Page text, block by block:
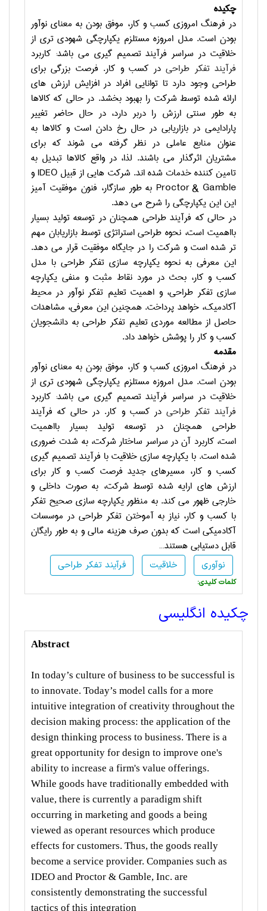
چکیده
در فرهنگ امروزی کسب و کار، موفق بودن به معنای نوآور
بودن است. مدل امروزه مستلزم یکپارچگی شهودی تری از
خلاقیت در سراسر فرآیند تصمیم گیری می باشد: کاربرد
فرآیند تفکر طراحیدر کسب و کار. فرصت بزرگی برای
طراحی وجود دارد تا توانایی افراد در افزایش ارزش های
ارائه شده توسط شرکت را بهبود بخشد. در حالی که کالاها
به طور سنتی ارزش را دربر دارد، در حال حاضر تغییر
پارادایمی در بازاریابی در حال رخ دادن است و کالاها به
عنوان منابع عاملی در نظر گرفته می شوند که برای
مشتریان اثرگذار می باشند. لذا، در واقع کالاها تبدیل به
تامین کننده خدمات شده اند. شرکت هایی از قبیل IDEOو
Proctor & Gamble به طور سازگار، فنون موفقیت آمیز
این این یکپارچگی را شرح می دهد.
در حالی که فرآیند طراحی همچنان در توسعه تولید بسیار
بااهمیت است، نحوه طراحی استراتژی توسط بازاریابان مهم
تر شده است و شرکت را در جایگاه موفقیت قرار می دهد.
این معرفی به نحوه یکپارچه سازی تفکر طراحی با مدل
کسب و کار، بحث در مورد نقاط مثبت و منفی یکپارچه
سازی تفکر طراحی، و اهمیت تعلیم تفکر نوآور در محیط
آکادمیک، خواهد پرداخت. همچنین این معرفی، مشاهدات
حاصل از مطالعه موردی تعلیم تفکر طراحی به دانشجویان
کسب و کار را پوشش خواهد داد.
مقدمه
در فرهنگ امروزی کسب و کار، موفق بودن به معنای نوآور
بودن است. مدل امروزه مستلزم یکپارچگی شهودی تری از
خلاقیت در سراسر فرآیند تصمیم گیری می باشد: کاربرد
فرآیند تفکر طراحی در کسب و کار. در حالی که فرآیند
طراحی همچنان در توسعه تولید بسیار بااهمیت
است، کاربرد آن در سراسر ساختار شرکت، به شدت ضروری
شده است. با یکپارچه سازی خلاقیت با فرآیند تصمیم گیری
کسب و کار، مسیرهای جدید فرصت کسب و کار برای
ارزش های ارایه شده توسط شرکت، به صورت داخلی و
خارجی ظهور می کند. به منظور یکپارچه سازی صحیح تفکر
با کسب و کار، نیاز به آموختن تفکر طراحی در موسسات
آکادمیکی است که بدون صرف هزینه مالی و به طور رایگان
قابل دستیابی هستند…
فرآیند تفکر طراحی خلاقیت نوآوری
:کلمات کلیدی
چکیده انگلیسی
Abstract
In today’s culture of business to be successful is
to innovate. Today’s model calls for a more
intuitive integration of creativity throughout the
decision making process: the application of the
design thinking process to business. There is a
great opportunity for design to improve one's
ability to increase a firm's value offerings.
While goods have traditionally embedded with
value, there is currently a paradigm shift
occurring in marketing and goods a being
viewed as operant resources which produce
effects for customers. Thus, the goods really
become a service provider. Companies such as
IDEO and Proctor & Gamble, Inc. are
consistently demonstrating the successful
tactics of this integration